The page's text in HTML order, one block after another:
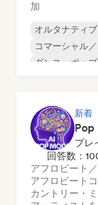
加
オルタナティ
コマーシャル
ダンス・ポップ
新着
プレ
回答数：
アフロビート
アフロビート
カントリー・